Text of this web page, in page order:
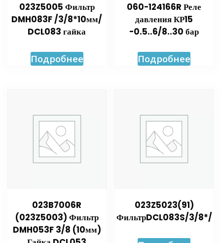
023Z5005 Фильтр
DMH083F /3/8*10мм/
DCL083 гайка
Подробнее
060-124166R Реле
давления КР15
-0.5..6/8..30 бар
Подробнее
023B7006R
(023Z5003) Фильтр
DMH053F 3/8 (10мм)
023Z5023(91)
ФильтрDCL083S/3/8*/